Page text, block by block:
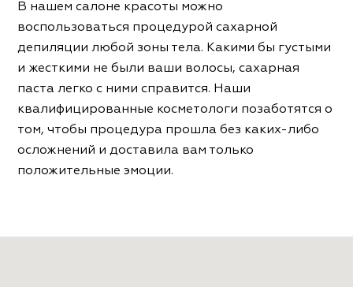
В нашем салоне красоты можно
воспользоваться процедурой сахарной
депиляции любой зоны тела. Какими бы густыми
и жесткими не были ваши волосы, сахарная
паста легко с ними справится. Наши
квалифицированные косметологи позаботятся о
том, чтобы процедура прошла без каких-либо
осложнений и доставила вам только
положительные эмоции.